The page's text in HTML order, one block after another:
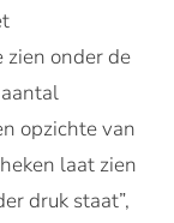
onder de
opzichte van
laat zien
druk staat”,